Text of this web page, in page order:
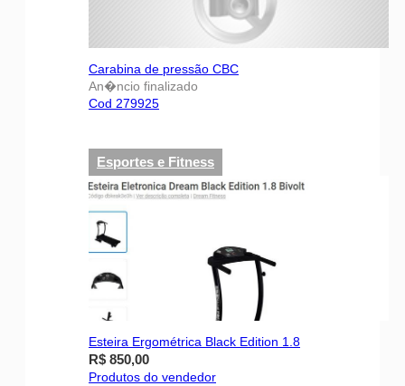
Carabina de pressão CBC
An�ncio finalizado
Cod 279925
Esportes e Fitness
Esteira Ergométrica Black Edition 1.8
R$ 850,00
Produtos do vendedor